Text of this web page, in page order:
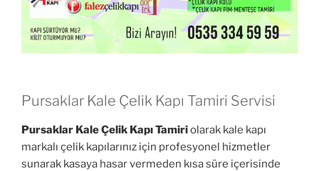
Pursaklar Kale Çelik Kapı Tamiri Servisi
Pursaklar Kale Çelik Kapı Tamiriolarak kale kapı
markalı çelik kapılarınız için profesyonel hizmetler
sunarak kasaya hasar vermeden kısa süre içerisinde